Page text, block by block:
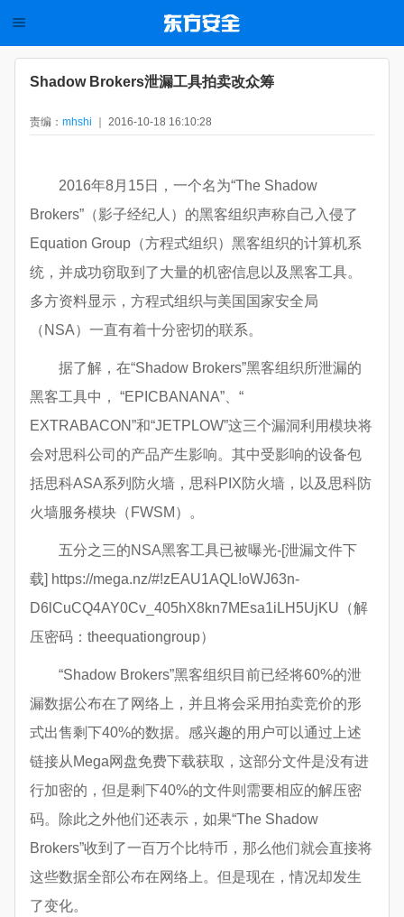
Shadow Brokers泄漏工具拍卖改众筹
责编： mhshi ｜ 2016-10-18 16:10:28
2016年8月15日，一个名为“The Shadow
Brokers”（影子经纪人）的黑客组织声称自己入侵了
Equation Group（方程式组织）黑客组织的计算机系
统，并成功窃取到了大量的机密信息以及黑客工具。
多方资料显示，方程式组织与美国国家安全局
（NSA）一直有着十分密切的联系。
据了解，在“Shadow Brokers”黑客组织所泄漏的
黑客工具中， “EPICBANANA”、“
EXTRABACON”和“JETPLOW”这三个漏洞利用模块将
会对思科公司的产品产生影响。其中受影响的设备包
括思科ASA系列防火墙，思科PIX防火墙，以及思科防
火墙服务模块（FWSM）。
五分之三的NSA黑客工具已被曝光-[泄漏文件下
载] https://mega.nz/#!zEAU1AQL!oWJ63n-
D6lCuCQ4AY0Cv_405hX8kn7MEsa1iLH5UjKU（解
压密码：theequationgroup）
“Shadow Brokers”黑客组织目前已经将60%的泄
漏数据公布在了网络上，并且将会采用拍卖竞价的形
式出售剩下40%的数据。感兴趣的用户可以通过上述
链接从Mega网盘免费下载获取，这部分文件是没有进
行加密的，但是剩下40%的文件则需要相应的解压密
码。除此之外他们还表示，如果“The Shadow
Brokers”收到了一百万个比特币，那么他们就会直接将
这些数据全部公布在网络上。但是现在，情况却发生
了变化。